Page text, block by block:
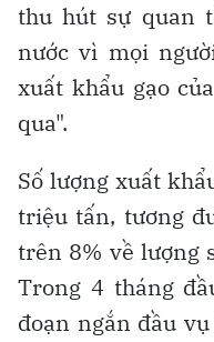
thu hút sự quan
nước vì mọi
xuất khẩu gạo
qua".
Số lượng xuất
triệu tấn, tương
trên 8% về lượng
Trong 4 tháng
đoạn ngắn đầu